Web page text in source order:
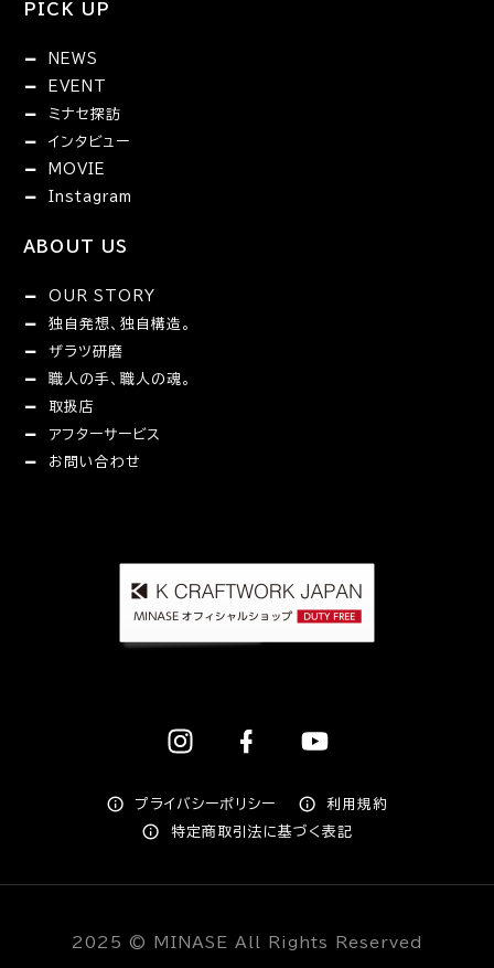
PICK UP
NEWS
EVENT
ミナセ探訪
インタビュー
MOVIE
Instagram
ABOUT US
OUR STORY
独自発想、独自構造。
ザラツ研磨
職人の手、職人の魂。
取扱店
アフターサービス
お問い合わせ
プライバシーポリシー
利用規約
特定商取引法に基づく表記
2025 © MINASE All Rights Reserved